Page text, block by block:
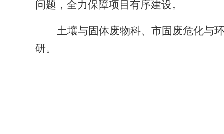
问题，全力保障项目有序建设。
土壤与固体废物科、市固废危化与
研。